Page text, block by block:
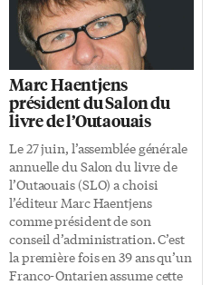
ces clichées ont inspiré la
cinéaste québécoise Joyce
Borenstein, dont le
documentaire d’animation
d’une vingtaine de minutes,
Lida Moser photographe,
odyssée en noir et blanc, a été
projeté lors du récent festival de
films torontois Female Eye. Elle
y travaille depuis sa rencontre
avec Lida Moser en 2014. «Lida
Moser se moquait des modes et
des […]
Marc Haentjens
président du Salon du
livre de l’Outaouais
Le 27 juin, l’assemblée générale
annuelle du Salon du livre de
l’Outaouais (SLO) a choisi
l’éditeur Marc Haentjens
comme président de son
conseil d’administration. C’est
la première fois en 39 ans qu’un
Franco-Ontarien assume cette